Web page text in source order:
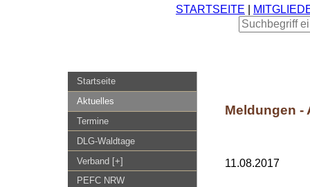
STARTSEITE
Startseite
Aktuelles
Termine
DLG-Waldtage
Verband [+]
PEFC NRW
Meldungen -
11.08.2017